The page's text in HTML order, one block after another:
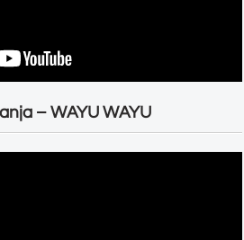
– WAYU WAYU